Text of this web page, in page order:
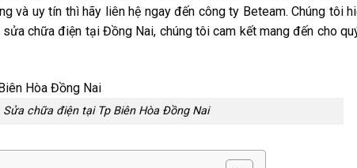
và uy tín thì hãy liên hệ ngay đến công ty Beteam. Chúng tôi
chữa điện tại Đồng Nai, chúng tôi cam kết mang đến cho
Sửa chữa điện tại Tp Biên Hòa Đồng Nai